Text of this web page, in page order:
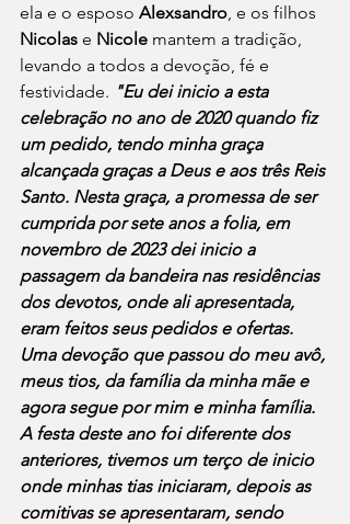
ela e o esposo Alexsandro, e os filhos
Nicolas e Nicole mantem a tradição,
levando a todos a devoção, fé e
festividade. "Eu dei inicio a esta
celebração no ano de 2020 quando fiz
um pedido, tendo minha graça
alcançada graças a Deus e aos três Reis
Santo. Nesta graça, a promessa de ser
cumprida por sete anos a folia, em
novembro de 2023 dei inicio a
passagem da bandeira nas residências
dos devotos, onde ali apresentada,
eram feitos seus pedidos e ofertas.
Uma devoção que passou do meu avô,
meus tios, da família da minha mãe e
agora segue por mim e minha família.
A festa deste ano foi diferente dos
anteriores, tivemos um terço de inicio
onde minhas tias iniciaram, depois as
comitivas se apresentaram, sendo